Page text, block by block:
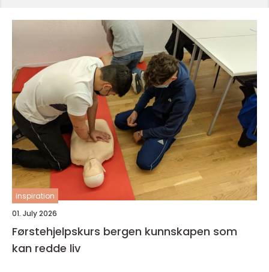
inspiration
01. July 2026
Førstehjelpskurs bergen kunnskapen som
kan redde liv